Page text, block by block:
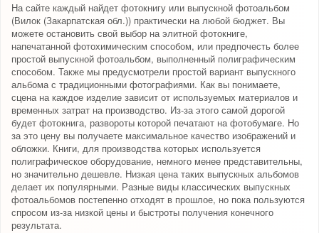
На сайте каждый найдет фотокнигу или выпускной фотоальбом
(Вилок (Закарпатская обл.)) практически на любой бюджет. Вы
можете остановить свой выбор на элитной фотокниге,
напечатанной фотохимическим способом, или предпочесть более
простой выпускной фотоальбом, выполненный полиграфическим
способом. Также мы предусмотрели простой вариант выпускного
альбома с традиционными фотографиями. Как вы понимаете,
сцена на каждое изделие зависит от используемых материалов и
временных затрат на производство. Из-за этого самой дорогой
будет фотокнига, развороты которой печатают на фотобумаге. Но
за это цену вы получаете максимальное качество изображений и
обложки. Книги, для производства которых используется
полиграфическое оборудование, немного менее представительны,
но значительно дешевле. Низкая цена таких выпускных альбомов
делает их популярными. Разные виды классических выпускных
фотоальбомов постепенно отходят в прошлое, но пока пользуются
спросом из-за низкой цены и быстроты получения конечного
результата.